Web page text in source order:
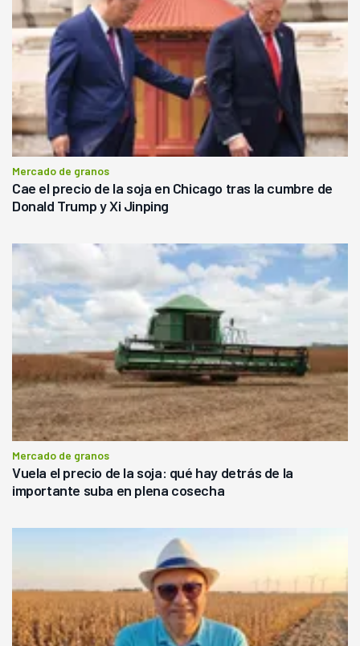
Mercado de granos
Cae el precio de la soja en Chicago tras la cumbre de
Donald Trump y Xi Jinping
Mercado de granos
Vuela el precio de la soja: qué hay detrás de la
importante suba en plena cosecha